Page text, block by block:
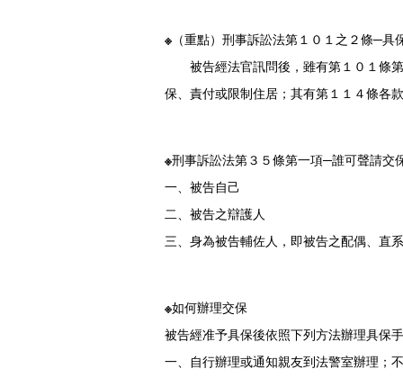
※（重點）刑事訴訟法第１０１之２條─具
被告經法官訊問後，雖有第１０１條第
保、責付或限制住居；其有第１１４條各
※刑事訴訟法第３５條第一項─誰可聲請交
一、被告自己
二、被告之辯護人
三、身為被告輔佐人，即被告之配偶、直
※如何辦理交保
被告經准予具保後依照下列方法辦理具保
一、自行辦理或通知親友到法警室辦理；